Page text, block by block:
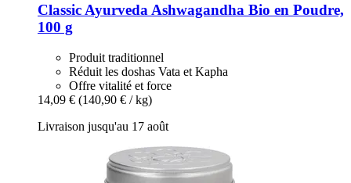
Classic Ayurveda Ashwagandha Bio en Poudre,
100 g
Produit traditionnel
Réduit les doshas Vata et Kapha
Offre vitalité et force
14,09 € (140,90 € / kg)
Livraison jusqu'au 17 août